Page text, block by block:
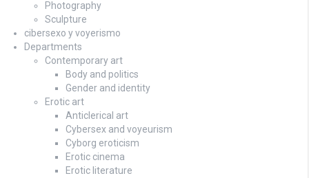
Photography
Sculpture
cibersexo y voyerismo
Departments
Contemporary art
Body and politics
Gender and identity
Erotic art
Anticlerical art
Cybersex and voyeurism
Cyborg eroticism
Erotic cinema
Erotic literature